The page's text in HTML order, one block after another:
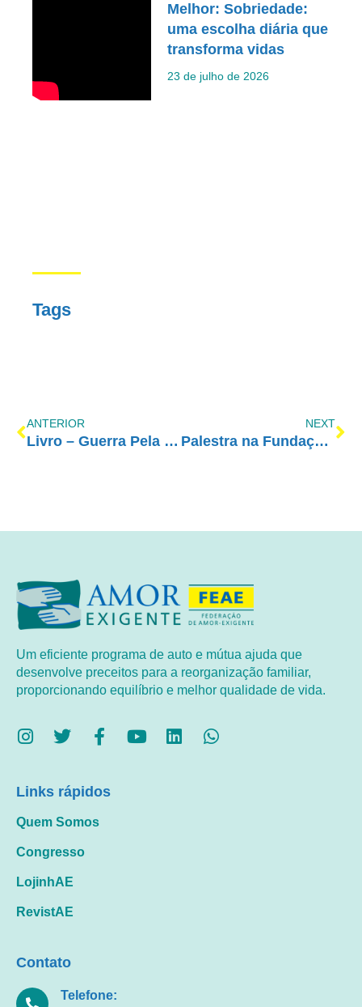
Melhor: Sobriedade:
uma escolha diária que
transforma vidas
23 de julho de 2026
Tags
ANTERIOR
Livro – Guerra Pela Vida
NEXT
Palestra na Fundação Porta Aberta
Um eficiente programa de auto e mútua ajuda que
desenvolve preceitos para a reorganização familiar,
proporcionando equilíbrio e melhor qualidade de vida.
Links rápidos
Quem Somos
Congresso
LojinhAE
RevistAE
Contato
Telefone: